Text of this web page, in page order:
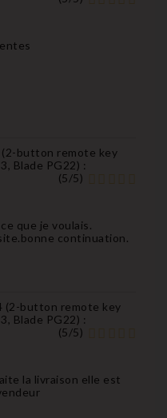
2-button remote key
Blade PG22) :
(5/5)
que je voulais.
continuation.
(2-button remote key
Blade PG22) :
(5/5)
la livraison elle est